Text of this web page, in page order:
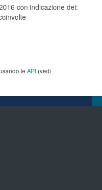
con indicazione dei:
le API (vedi